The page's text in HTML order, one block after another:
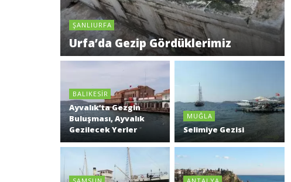
ŞANLIURFA
Urfa’da Gezip Gördüklerimiz
BALIKESIR
Ayvalık’ta Gezgin
Buluşması, Ayvalık
Gezilecek Yerler
MUĞLA
Selimiye Gezisi